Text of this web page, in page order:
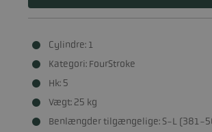
Cylindre: 1
Kategori: FourStroke
Hk: 5
Vægt: 25 kg
Benlængder tilgængelige: S-L (381-